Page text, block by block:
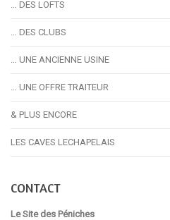
… DES LOFTS
… DES CLUBS
… UNE ANCIENNE USINE
… UNE OFFRE TRAITEUR
& PLUS ENCORE
LES CAVES LECHAPELAIS
CONTACT
Le Site des Péniches